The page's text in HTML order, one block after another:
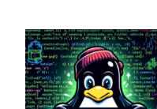
innehåll